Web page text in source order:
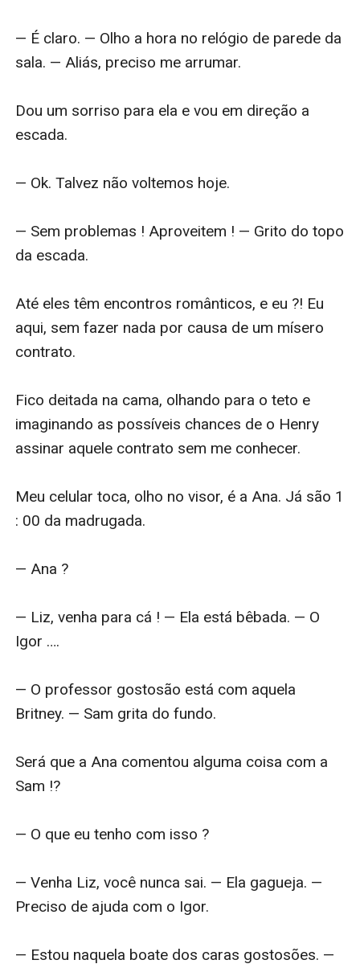
— É claro. — Olho a hora no relógio de parede da
sala. — Aliás, preciso me arrumar.
Dou um sorriso para ela e vou em direção a
escada.
— Ok. Talvez não voltemos hoje.
— Sem problemas ! Aproveitem ! — Grito do topo
da escada.
Até eles têm encontros românticos, e eu ?! Eu
aqui, sem fazer nada por causa de um mísero
contrato.
Fico deitada na cama, olhando para o teto e
imaginando as possíveis chances de o Henry
assinar aquele contrato sem me conhecer.
Meu celular toca, olho no visor, é a Ana. Já são 1
: 00 da madrugada.
— Ana ?
— Liz, venha para cá ! — Ela está bêbada. — O
Igor ….
— O professor gostosão está com aquela
Britney. — Sam grita do fundo.
Será que a Ana comentou alguma coisa com a
Sam !?
— O que eu tenho com isso ?
— Venha Liz, você nunca sai. — Ela gagueja. —
Preciso de ajuda com o Igor.
— Estou naquela boate dos caras gostosões. —